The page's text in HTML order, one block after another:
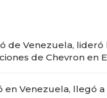
de Venezuela, lideró
de Chevron en
en Venezuela, llegó a